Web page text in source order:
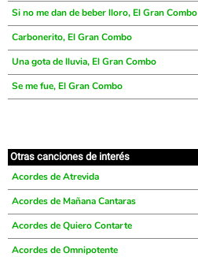
Si no me dan de beber lloro, El Gran Combo
Carbonerito, El Gran Combo
Una gota de lluvia, El Gran Combo
Se me fue, El Gran Combo
Otras canciones de interés
Acordes de Atrevida
Acordes de Mañana Cantaras
Acordes de Quiero Contarte
Acordes de Omnipotente